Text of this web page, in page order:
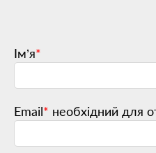
Ім’я*
Email* необхідний для